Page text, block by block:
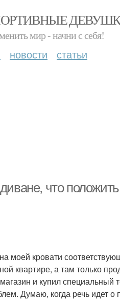
мир - начни с себя!
новости статьи
что
моей кровати
квартире, а там только
и купил
Думаю, когда речь идет